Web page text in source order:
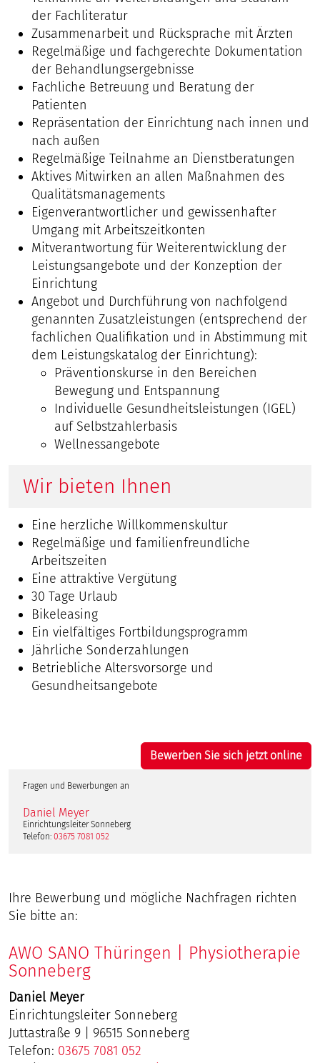
der Fachliteratur
Zusammenarbeit und Rücksprache mit Ärzten
Regelmäßige und fachgerechte Dokumentation
der Behandlungsergebnisse
Fachliche Betreuung und Beratung der
Patienten
Repräsentation der Einrichtung nach innen und
nach außen
Regelmäßige Teilnahme an Dienstberatungen
Aktives Mitwirken an allen Maßnahmen des
Qualitätsmanagements
Eigenverantwortlicher und gewissenhafter
Umgang mit Arbeitszeitkonten
Mitverantwortung für Weiterentwicklung der
Leistungsangebote und der Konzeption der
Einrichtung
Angebot und Durchführung von nachfolgend
genannten Zusatzleistungen (entsprechend der
fachlichen Qualifikation und in Abstimmung mit
dem Leistungskatalog der Einrichtung):
Präventionskurse in den Bereichen
Bewegung und Entspannung
Individuelle Gesundheitsleistungen (IGEL)
auf Selbstzahlerbasis
Wellnessangebote
Wir bieten Ihnen
Eine herzliche Willkommenskultur
Regelmäßige und familienfreundliche
Arbeitszeiten
Eine attraktive Vergütung
30 Tage Urlaub
Bikeleasing
Ein vielfältiges Fortbildungsprogramm
Jährliche Sonderzahlungen
Betriebliche Altersvorsorge und
Gesundheitsangebote
Bewerben Sie sich jetzt online
Fragen und Bewerbungen an
Daniel Meyer
Einrichtungsleiter Sonneberg
Telefon: 03675 7081 052
Ihre Bewerbung und mögliche Nachfragen richten
Sie bitte an:
AWO SANO Thüringen | Physiotherapie
Sonneberg
Daniel Meyer
Einrichtungsleiter Sonneberg
Juttastraße 9 | 96515 Sonneberg
Telefon: 03675 7081 052